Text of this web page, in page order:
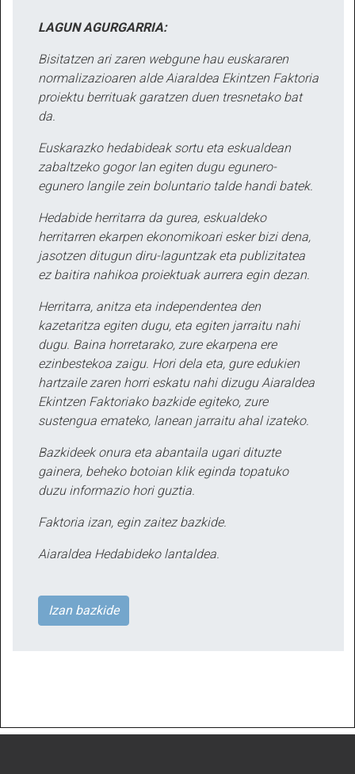
LAGUN AGURGARRIA:
Bisitatzen ari zaren webgune hau euskararen
normalizazioaren alde Aiaraldea Ekintzen Faktoria
proiektu berrituak garatzen duen tresnetako bat
da.
Euskarazko hedabideak sortu eta eskualdean
zabaltzeko gogor lan egiten dugu egunero-
egunero langile zein boluntario talde handi batek.
Hedabide herritarra da gurea, eskualdeko
herritarren ekarpen ekonomikoari esker bizi dena,
jasotzen ditugun diru-laguntzak eta publizitatea
ez baitira nahikoa proiektuak aurrera egin dezan.
Herritarra, anitza eta independentea den
kazetaritza egiten dugu, eta egiten jarraitu nahi
dugu. Baina horretarako, zure ekarpena ere
ezinbestekoa zaigu. Hori dela eta, gure edukien
hartzaile zaren horri eskatu nahi dizugu Aiaraldea
Ekintzen Faktoriako bazkide egiteko, zure
sustengua emateko, lanean jarraitu ahal izateko.
Bazkideek onura eta abantaila ugari dituzte
gainera, beheko botoian klik eginda topatuko
duzu informazio hori guztia.
Faktoria izan, egin zaitez bazkide.
Aiaraldea Hedabideko lantaldea.
Izan bazkide